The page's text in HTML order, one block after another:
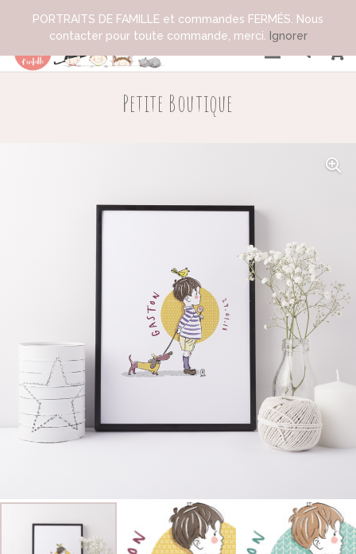
Petite Boutique
PORTRAITS DE FAMILLE et commandes FERMÉS. Nous
contacter pour toute commande, merci.
Ignorer